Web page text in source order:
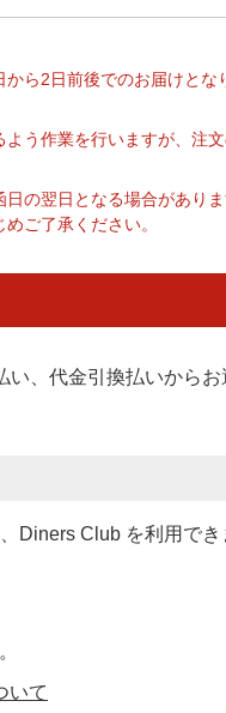
ら2日前後でのお届けと
う作業を行いますが、注
の翌日となる場合があり
ご了承ください。
い、代金引換払いからお
Diners Club を利用でき
いて